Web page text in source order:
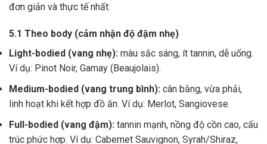
đơn giản và thực tế nhất:
5.1 Theo body (cảm nhận độ đậm nhẹ)
Light-bodied (vang nhẹ): màu sắc sáng, ít tannin, dễ uống.
Ví dụ: Pinot Noir, Gamay (Beaujolais).
Medium-bodied (vang trung bình): cân bằng, vừa phải,
linh hoạt khi kết hợp đồ ăn. Ví dụ: Merlot, Sangiovese.
Full-bodied (vang đậm): tannin mạnh, nồng độ cồn cao, cấu
trúc phức hợp. Ví dụ: Cabernet Sauvignon, Syrah/Shiraz,